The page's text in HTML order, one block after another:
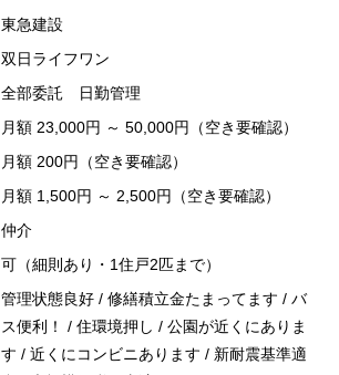
東急建設
双日ライフワン
全部委託 日勤管理
月額 23,000円 ～ 50,000円（空き要確認）
月額 200円（空き要確認）
月額 1,500円 ～ 2,500円（空き要確認）
仲介
可（細則あり・1住戸2匹まで）
管理状態良好 / 修繕積立金たまってます / バ
ス便利！ / 住環境押し / 公園が近くにありま
す / 近くにコンビニあります / 新耐震基準適